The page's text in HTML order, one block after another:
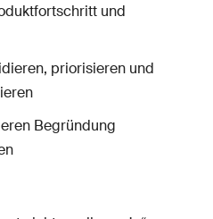
und
priorisieren und
Begründung